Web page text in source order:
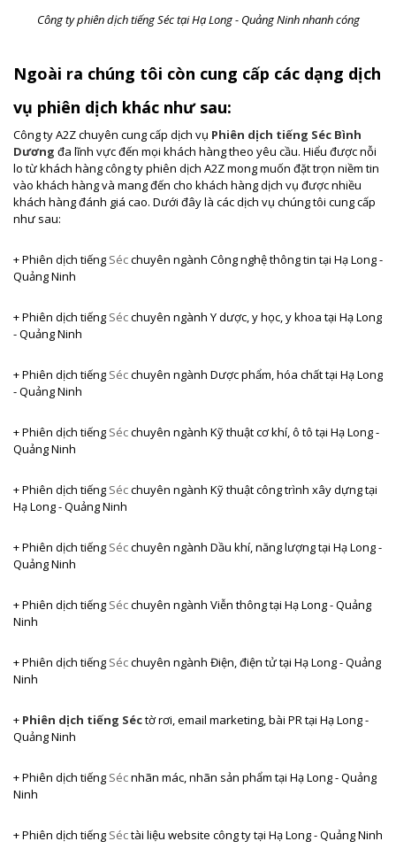
Công ty phiên dịch tiếng Séc tại Hạ Long - Quảng Ninh nhanh cóng
Ngoài ra chúng tôi còn cung cấp các dạng dịch
vụ phiên dịch khác như sau:
Công ty A2Z chuyên cung cấp dịch vụ Phiên dịch tiếng Séc Bình
Dương đa lĩnh vực đến mọi khách hàng theo yêu cầu. Hiểu được nỗi
lo từ khách hàng công ty phiên dịch A2Z mong muốn đặt trọn niềm tin
vào khách hàng và mang đến cho khách hàng dịch vụ được nhiều
khách hàng đánh giá cao. Dưới đây là các dịch vụ chúng tôi cung cấp
như sau:
+ Phiên dịch tiếng Sécchuyên ngành Công nghệ thông tin tại Hạ Long -
Quảng Ninh
+ Phiên dịch tiếng Sécchuyên ngành Y dược, y học, y khoa tại Hạ Long
- Quảng Ninh
+ Phiên dịch tiếng Sécchuyên ngành Dược phẩm, hóa chấttại Hạ Long
- Quảng Ninh
+ Phiên dịch tiếng Sécchuyên ngành Kỹ thuật cơ khí, ô tô tại Hạ Long -
Quảng Ninh
+ Phiên dịch tiếng Sécchuyên ngành Kỹ thuật công trình xây dựngtại
Hạ Long - Quảng Ninh
+ Phiên dịch tiếng Sécchuyên ngành Dầu khí, năng lượng tại Hạ Long -
Quảng Ninh
+ Phiên dịch tiếng Sécchuyên ngành Viễn thôngtại Hạ Long - Quảng
Ninh
+ Phiên dịch tiếng Sécchuyên ngành Điện, điện tửtại Hạ Long - Quảng
Ninh
+ Phiên dịch tiếng Séctờ rơi, email marketing, bài PRtại Hạ Long -
Quảng Ninh
+ Phiên dịch tiếng Sécnhãn mác, nhãn sản phẩm tại Hạ Long - Quảng
Ninh
+ Phiên dịch tiếng Séctài liệu website công tytại Hạ Long - Quảng Ninh